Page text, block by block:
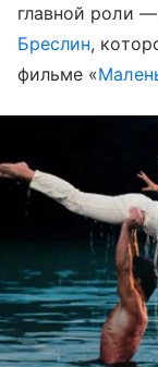
главной роли
Бреслин,
фильме «